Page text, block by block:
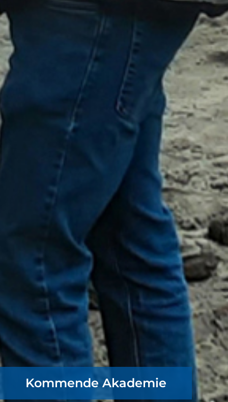
Kommende Akademie